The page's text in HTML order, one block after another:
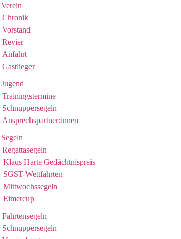
Verein
Chronik
Vorstand
Revier
Anfahrt
Gastlieger
Jugend
Trainingstermine
Schnuppersegeln
Ansprechspartner:innen
Segeln
Regattasegeln
Klaus Harte Gedächtnispreis
SGST-Wettfahrten
Mittwochssegeln
Eimercup
Fahrtensegeln
Schnuppersegeln